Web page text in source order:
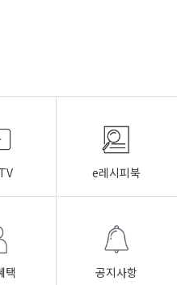
e레시피북
택 공지사항